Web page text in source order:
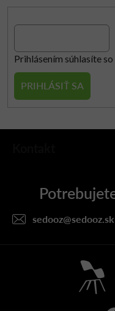
Prihlásením súhlasíte so
PRIHLÁSIŤ SA
Z
sedooz@sedooz.sk